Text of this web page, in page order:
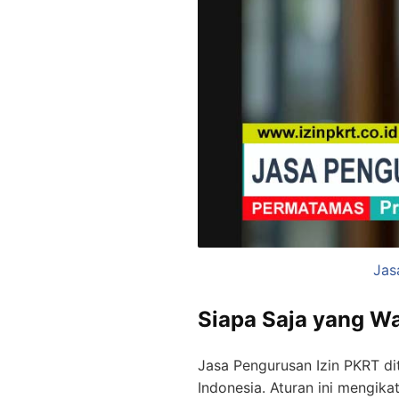
Siapa Saja yang
Jasa Pengurusan Izin PKRT
Indonesia. Aturan ini